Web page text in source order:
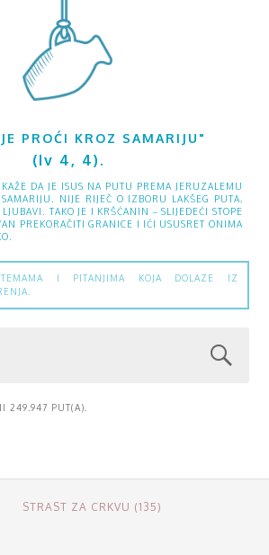
PROĆI KROZ SAMARIJU"
(Iv 4, 4).
KAŽE DA JE ISUS NA PUTU PREMA JERUZALEMU
NIJE RIJEČ O IZBORU LAKŠEG PUTA,
TAKO JE I KRŠĆANIN – SLIJEDEĆI STOPE
PREKORAČITI GRANICE I IĆI USUSRET ONIMA
TEMAMA I PITANJIMA KOJA DOLAZE IZ
249.947 PUT(A).
STRAST ZA CRKVU (135)